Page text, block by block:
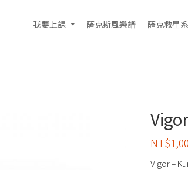
我要上課 薩克斯風樂譜 薩克救星
NT$
Vigor –